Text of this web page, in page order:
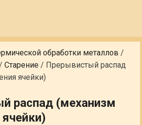
обработки металлов /
Старение / Прерывистый распад
ячейки)
распад (механизм